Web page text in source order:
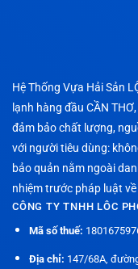
Hệ Thống Vựa Hải Sản
lạnh hàng đầu CẦN
đảm bảo chất lượng,
với người tiêu dùng:
bảo quản nằm ngoài
nhiệm trước pháp luật
CÔNG TY TNHH LÔC
Mã số thuế:
Địa chỉ: 147/68A,